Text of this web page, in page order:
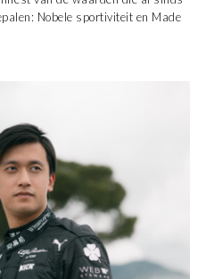
Nobele sportiviteit en Made